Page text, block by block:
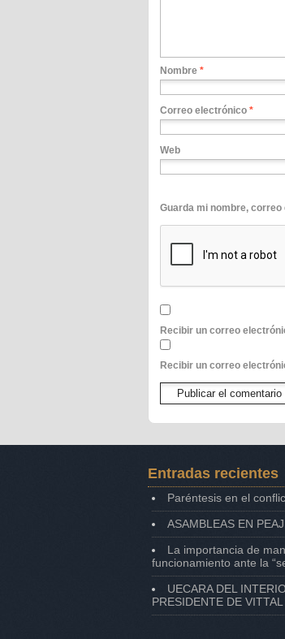
Nombre *
Correo electrónico *
Web
Guarda mi nombre,
Recibir un correo
Recibir un correo
Entradas recientes
Paréntesis en el
ASAMBLEAS EN
La importancia de
funcionamiento ante la
UECARA DEL
PRESIDENTE DE